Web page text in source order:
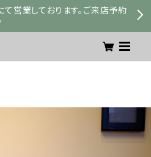
営業しております。ご来店予約